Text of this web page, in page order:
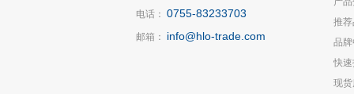
电话： 0755-83233703
邮箱： info@hlo-trade.com
推
品
快
现